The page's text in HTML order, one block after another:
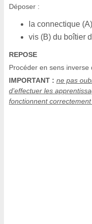
Déposer :
la connectique
vis (B) du boîtier
REPOSE
Procéder en sens inverse
IMPORTANT : ne pas
d'effectuer les
fonctionnent